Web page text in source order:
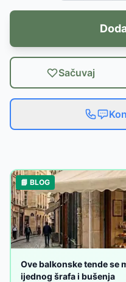
Sačuvaj
📘 BLOG
Ove balkonske tende se
ijednog šrafa i bušenja